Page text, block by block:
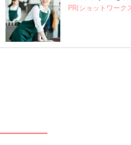
PR(ショットワーク